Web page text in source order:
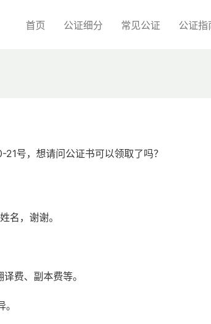
首页 公证细分 常见公证 公证指
号，想请问公证书可以领取了吗？
名，谢谢。
费、副本费等。